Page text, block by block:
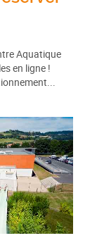
Aquatique
en ligne !